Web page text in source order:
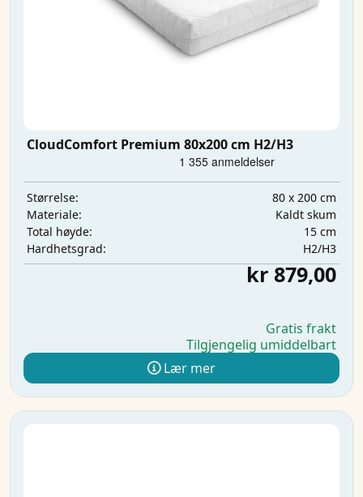
CloudComfort Premium 80x200 cm H2/H3
Størrelse:
80 x 200 cm
Materiale:
Kaldt skum
Total høyde:
15 cm
Hardhetsgrad:
H2/H3
kr 879,00
Gratis frakt
Tilgjengelig umiddelbart
Lær mer